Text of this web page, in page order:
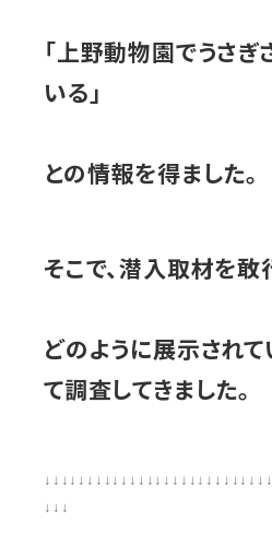
「上野動物園でうさ
いる」
との情報を得ました。
そこで、潜入取材を敢
どのように展示され
て調査してきました。
↓↓↓